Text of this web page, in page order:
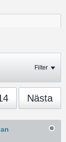
Filter
Nästa